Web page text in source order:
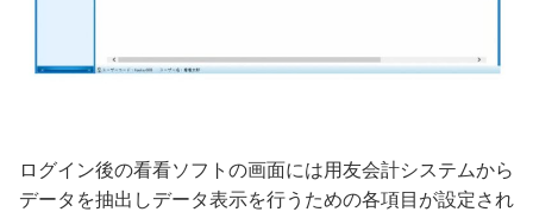
ログイン後の看看ソフトの画面には用友会計システムから
データを抽出しデータ表示を行うための各項目が設定され